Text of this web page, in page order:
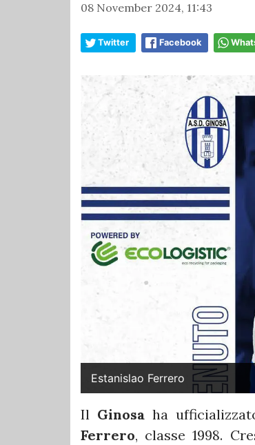
08 November 2024, 11:43
Twitter Facebook
Estanislao Ferrero
Il Ginosaha
Ferrero, classe 1998.